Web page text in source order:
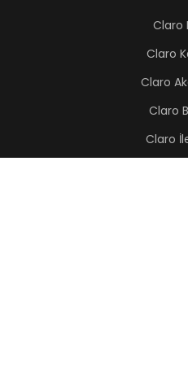
Claro
Claro
Claro
Claro
Claro